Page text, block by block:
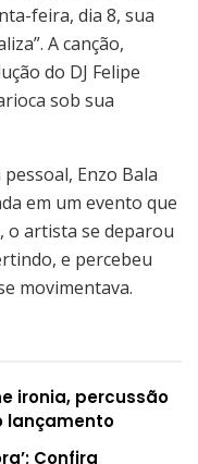
feira, dia 8, sua
A canção,
do DJ Felipe
sob sua
Enzo Bala
em um evento que
o artista se deparou
e percebeu
movimentava.
ironia, percussão
lançamento
Confira